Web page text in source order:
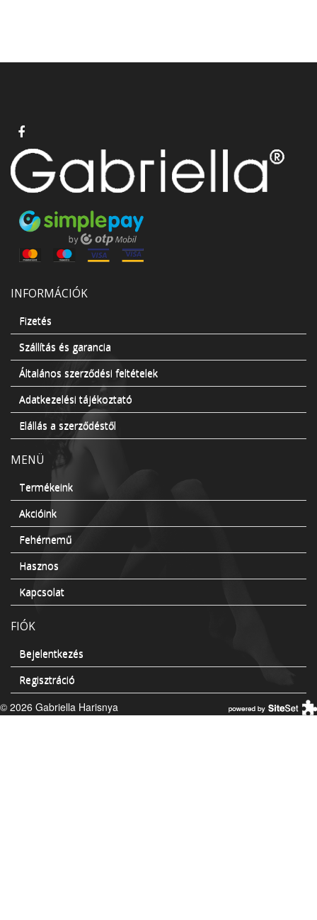
INFORMÁCIÓK
Fizetés
Szállítás és garancia
Általános szerződési feltételek
Adatkezelési tájékoztató
Elállás a szerződéstől
MENÜ
Termékeink
Akcióink
Fehérnemű
Hasznos
Kapcsolat
FIÓK
Bejelentkezés
Regisztráció
© 2026 Gabriella Harisnya